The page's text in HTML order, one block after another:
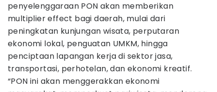
penyelenggaraan PON akan memberikan
multiplier effect bagi daerah, mulai dari
peningkatan kunjungan wisata, perputaran
ekonomi lokal, penguatan UMKM, hingga
penciptaan lapangan kerja di sektor jasa,
transportasi, perhotelan, dan ekonomi kreatif.
“PON ini akan menggerakkan ekonomi